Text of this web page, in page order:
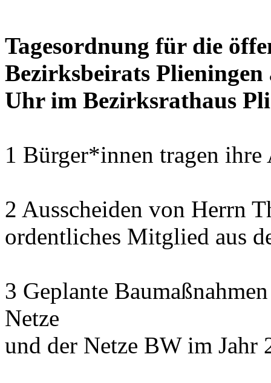
Tagesordnung für die
Bezirksbeirats
Uhr im Bezirksrathaus
1 Bürger*innen tragen
2 Ausscheiden von Herrn
ordentliches Mitglied aus
3 Geplante
Netze
und der Netze BW im Jahr